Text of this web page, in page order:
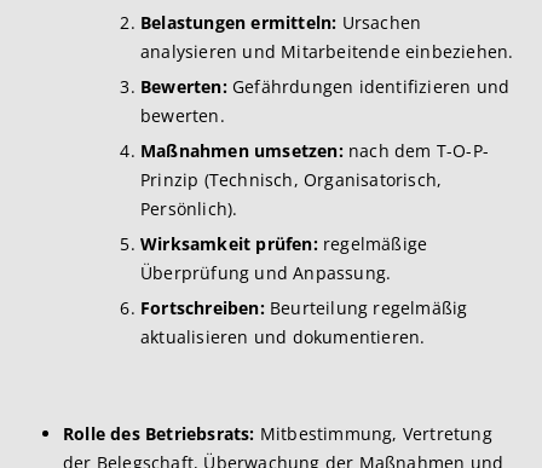
Belastungen ermitteln: Ursachen
analysieren und Mitarbeitende einbeziehen.
Bewerten:Gefährdungen identifizieren und
bewerten.
Maßnahmen umsetzen:nach dem T-O-P-
Prinzip (Technisch, Organisatorisch,
Persönlich).
Wirksamkeit prüfen:regelmäßige
Überprüfung und Anpassung.
Fortschreiben:Beurteilung regelmäßig
aktualisieren und dokumentieren.
Rolle des Betriebsrats: Mitbestimmung, Vertretung
der Belegschaft, Überwachung der Maßnahmen und